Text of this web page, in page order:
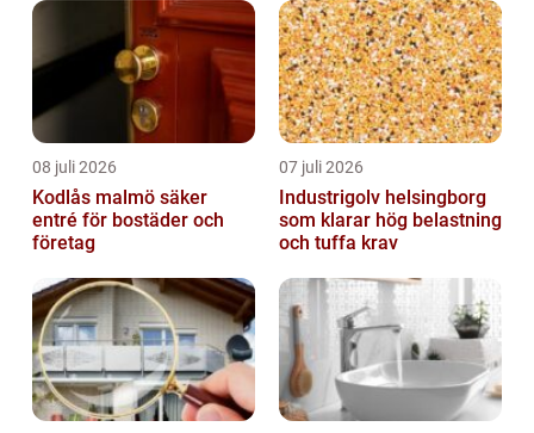
08 juli 2026
Kodlås malmö säker
entré för bostäder och
företag
07 juli 2026
Industrigolv helsingborg
som klarar hög belastning
och tuffa krav